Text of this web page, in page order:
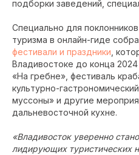
подборки заведений,
Специально для
туризма в онлайн-гиде
фестивали и праздники ,
Владивостоке до конца
«На гребне», фестиваль
культурно-
муссоны» и другие
дальневосточной кухне.
«Владивосток уверенно
лидирующих туристических